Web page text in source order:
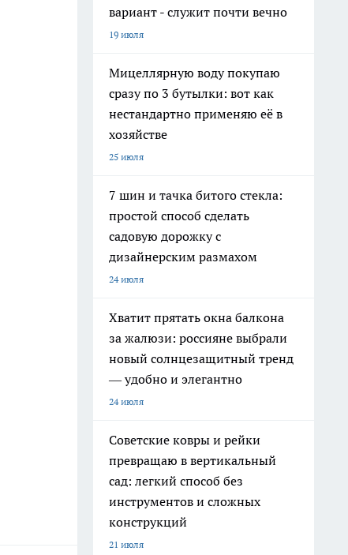
вариант - служит почти вечно
19 июля
Мицеллярную воду покупаю
сразу по 3 бутылки: вот как
нестандартно применяю её в
хозяйстве
25 июля
7 шин и тачка битого стекла:
простой способ сделать
садовую дорожку с
дизайнерским размахом
24 июля
Хватит прятать окна балкона
за жалюзи: россияне выбрали
новый солнцезащитный тренд
— удобно и элегантно
24 июля
Советские ковры и рейки
превращаю в вертикальный
сад: легкий способ без
инструментов и сложных
конструкций
21 июля